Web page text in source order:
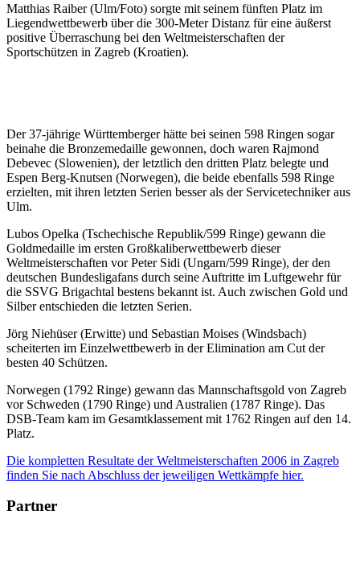
Matthias Raiber (Ulm/Foto) sorgte mit seinem fünften Platz im
Liegendwettbewerb über die 300-Meter Distanz für eine äußerst
positive Überraschung bei den Weltmeisterschaften der
Sportschützen in Zagreb (Kroatien).
Der 37-jährige Württemberger hätte bei seinen 598 Ringen sogar
beinahe die Bronzemedaille gewonnen, doch waren Rajmond
Debevec (Slowenien), der letztlich den dritten Platz belegte und
Espen Berg-Knutsen (Norwegen), die beide ebenfalls 598 Ringe
erzielten, mit ihren letzten Serien besser als der Servicetechniker aus
Ulm.
Lubos Opelka (Tschechische Republik/599 Ringe) gewann die
Goldmedaille im ersten Großkaliberwettbewerb dieser
Weltmeisterschaften vor Peter Sidi (Ungarn/599 Ringe), der den
deutschen Bundesligafans durch seine Auftritte im Luftgewehr für
die SSVG Brigachtal bestens bekannt ist. Auch zwischen Gold und
Silber entschieden die letzten Serien.
Jörg Niehüser (Erwitte) und Sebastian Moises (Windsbach)
scheiterten im Einzelwettbewerb in der Elimination am Cut der
besten 40 Schützen.
Norwegen (1792 Ringe) gewann das Mannschaftsgold von Zagreb
vor Schweden (1790 Ringe) und Australien (1787 Ringe). Das
DSB-Team kam im Gesamtklassement mit 1762 Ringen auf den 14.
Platz.
Die kompletten Resultate der Weltmeisterschaften 2006 in Zagreb
finden Sie nach Abschluss der jeweiligen Wettkämpfe hier.
Partner